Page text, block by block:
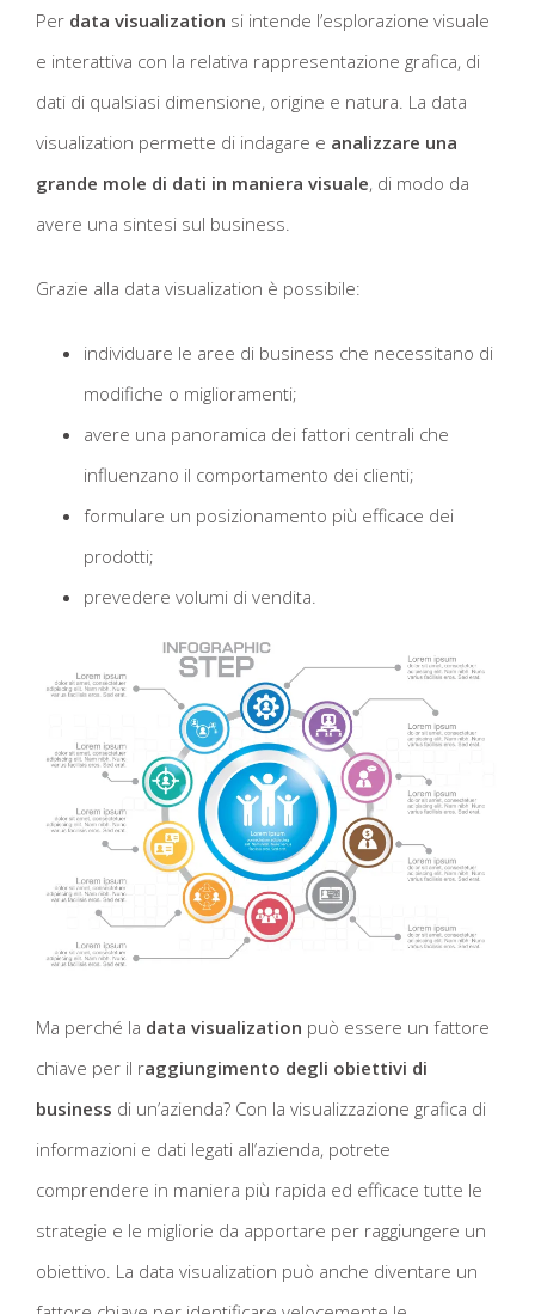
Per data visualization si intende l’esplorazione visuale
e interattiva con la relativa rappresentazione grafica, di
dati di qualsiasi dimensione, origine e natura. La data
visualization permette di indagare e analizzare una
grande mole di dati in maniera visuale, di modo da
avere una sintesi sul business.
Grazie alla data visualization è possibile:
individuare le aree di business che necessitano di
modifiche o miglioramenti;
avere una panoramica dei fattori centrali che
influenzano il comportamento dei clienti;
formulare un posizionamento più efficace dei
prodotti;
prevedere volumi di vendita.
Ma perché la data visualization può essere un fattore
chiave per il raggiungimento degli obiettivi di
business di un’azienda? Con la visualizzazione grafica di
informazioni e dati legati all’azienda, potrete
comprendere in maniera più rapida ed efficace tutte le
strategie e le migliorie da apportare per raggiungere un
obiettivo. La data visualization può anche diventare un